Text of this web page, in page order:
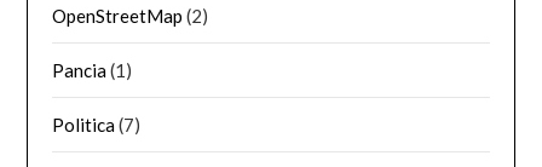
OpenStreetMap (2)
Pancia(1)
Politica(7)